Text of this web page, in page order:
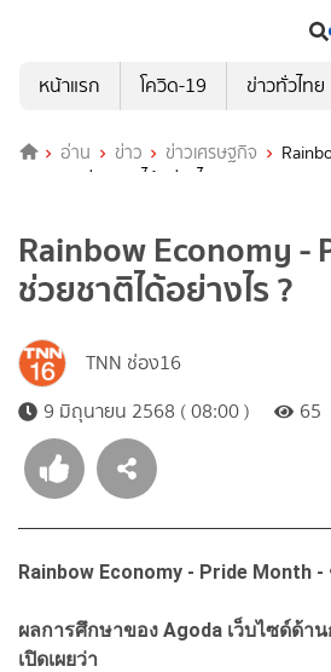
หน้าแรก
โควิด-19 ข่าวทั่วไทย
อ่าน ข่าว ข่าวเศรษฐกิจ
Month - ช่วยชาติได้อย่างไร ?
Rainbow Economy -
ช่วยชาติได้อย่างไร ?
TNN ช่อง16
9 มิถุนายน 2568 ( 08:00 )
65
Rainbow Economy - Pride Month -
ผลการศึกษาของ Agoda เว็บไซด์ด้า
เปิดเผยว่า